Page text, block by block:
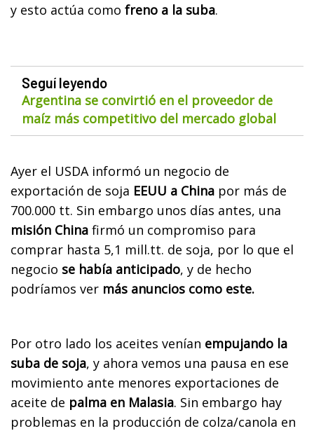
y esto actúa como freno a la suba.
Seguí leyendo
Argentina se convirtió en el proveedor de
maíz más competitivo del mercado global
Ayer el USDA informó un negocio de
exportación de soja EEUU a China por más de
700.000 tt. Sin embargo unos días antes, una
misión China firmó un compromiso para
comprar hasta 5,1 mill.tt. de soja, por lo que el
negocio se había anticipado, y de hecho
podríamos ver más anuncios como este.
Por otro lado los aceites venían empujando la
suba de soja, y ahora vemos una pausa en ese
movimiento ante menores exportaciones de
aceite de palma en Malasia. Sin embargo hay
problemas en la producción de colza/canola en